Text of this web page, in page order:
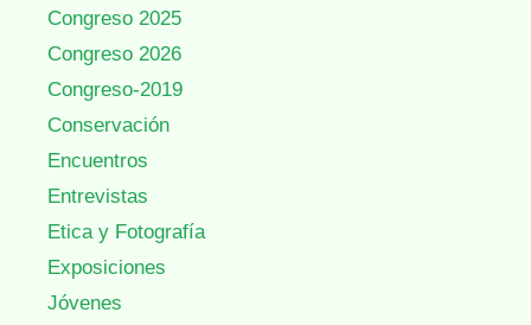
Congreso 2025
Congreso 2026
Congreso-2019
Conservación
Encuentros
Entrevistas
Etica y Fotografía
Exposiciones
Jóvenes